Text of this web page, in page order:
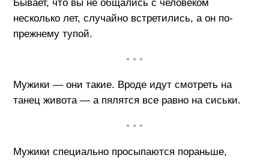
Бывает, что вы не общались с человеком
несколько лет, случайно встретились, а он по-
прежнему тупой.
• • •
Мужики — они такие. Вроде идут смотреть на
танец живота — а пялятся все равно на сиськи.
• • •
Мужики специально просыпаются пораньше,